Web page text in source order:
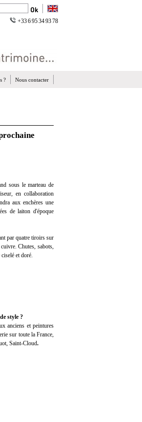
+33 6 95 34 93 78
Nous contacter
?
sous le marteau de
en collaboration
aux enchères une
de laiton d'époque
par quatre tiroirs sur
Chutes, sabots,
et doré.
style ?
anciens et peintures
sur toute la France,
Saint-Cloud.